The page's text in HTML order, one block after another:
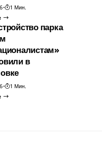
1 Мин.
парка
в
1 Мин.